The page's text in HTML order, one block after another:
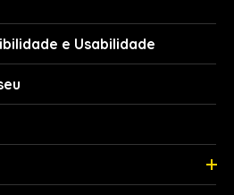
e Usabilidade